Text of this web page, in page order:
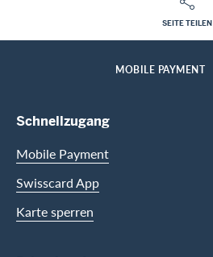
SEITE TEILEN
Footer
MOBILE PAYMENT
Footer Navigation
Schnellzugang
Mobile Payment
Swisscard App
Karte sperren